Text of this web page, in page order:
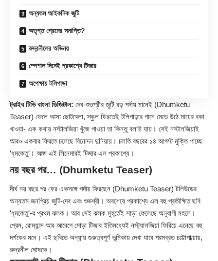
অন্যতম আইকনিক জুটি
অতৃপ্ত প্রেমের সমাপ্তি?
রুদ্রনীলের অভিনয়
স্পেশাল দিনেই প্রকাশ্যে টিজার
অপেক্ষায় টলিপাড়া
ট্রাইব টিভি বাংলা ডিজিটাল: দেব-শুভশ্রীর জুটি বড় পর্দায় মানেই (Dhumketu
Teaser) ফেলে আসা ছোটবেলা, স্কুল ফিরতেই টলিপাড়ার গানে মেতে উঠে মায়ের বকা
খাওয়া- এক কথায় নস্টালজিয়া খুঁজে পাওয়া তা কিন্তু বলাই যায়। সেই নস্টালজিয়াই
আরও একবার ফিরতে চলেছে বিনোদন দুনিয়ায়। চলতি বছরের ১৪ আগস্ট মুক্তি পাচ্ছে
‘ধূমকেতু’। আজ এই সিনেমারই টিজার এল প্রকাশ্যে।
নয় বছর পর… (Dhumketu Teaser)
দীর্ঘ নয় বছর পর ফের একসঙ্গে পর্দায় ফিরছেন (Dhumketu Teaser) টলিউডের
অন্যতম জনপ্রিয় জুটি-দেব এবং শুভশ্রী। অবশেষে প্রকাশ্যে এল বহু প্রতীক্ষিত ছবি
‘ধূমকেতু’-র প্রথম ঝলক। আর সেই ঝলক মুহূর্তেই সাড়া ফেলেছে অনুরাগী মহলে।
প্রেম, রোম্যান্স আর আবেগে মোড়া টিজার ইতিমধ্যেই নস্ট্যালজিয়া ফিরিয়ে এনেছে বহু
দর্শকের মনে। এই ছবিতে অন্যান্য় গুরুত্বপূর্ণ ভূমিকায় দেখা যাবে পরমব্রত চট্টোপাধ্য়ায়,
রুদ্রনীল ঘোষকে।